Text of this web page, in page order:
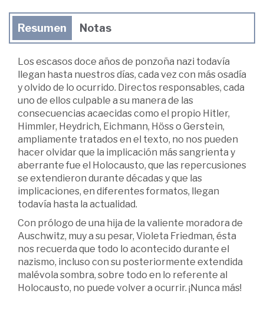
Resumen Notas
Los escasos doce años de ponzoña nazi todavía
llegan hasta nuestros días, cada vez con más osadía
y olvido de lo ocurrido. Directos responsables, cada
uno de ellos culpable a su manera de las
consecuencias acaecidas como el propio Hitler,
Himmler, Heydrich, Eichmann, Höss o Gerstein,
ampliamente tratados en el texto, no nos pueden
hacer olvidar que la implicación más sangrienta y
aberrante fue el Holocausto, que las repercusiones
se extendieron durante décadas y que las
implicaciones, en diferentes formatos, llegan
todavía hasta la actualidad.
Con prólogo de una hija de la valiente moradora de
Auschwitz, muy a su pesar, Violeta Friedman, ésta
nos recuerda que todo lo acontecido durante el
nazismo, incluso con su posteriormente extendida
malévola sombra, sobre todo en lo referente al
Holocausto, no puede volver a ocurrir. ¡Nunca más!